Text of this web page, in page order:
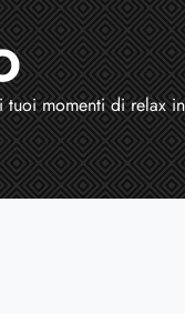
momenti di relax